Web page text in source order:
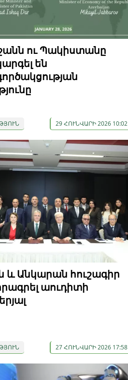
ու Պակիստանը
են
29 ՀՈՒՆՎԱՐԻ 2026 10:02
և Անկարան հուշագիր
աուդիտի
27 ՀՈՒՆՎԱՐԻ 2026 17:58